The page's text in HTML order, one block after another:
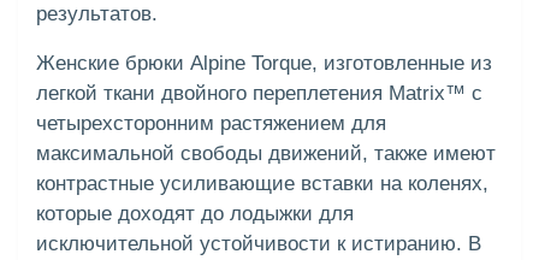
результатов.
Женские брюки Alpine Torque, изготовленные из
легкой ткани двойного переплетения Matrix™ с
четырехсторонним растяжением для
максимальной свободы движений, также имеют
контрастные усиливающие вставки на коленях,
которые доходят до лодыжки для
исключительной устойчивости к истиранию. В